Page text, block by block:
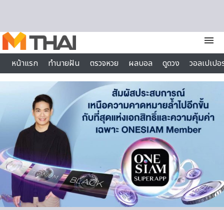
menu
หน้าแรก
ทำนายฝัน ตรวจหวย ผลบอล ดูดวง
วอลเปเป
ไลฟ์สไตล์